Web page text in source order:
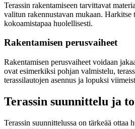
Terassin rakentamiseen tarvittavat
valitun rakennustavan mukaan. Harkitse
kokoamistapaa huolellisesti.
Rakentamisen perusvaiheet
Rakentamisen perusvaiheet voidaan
ovat esimerkiksi pohjan valmistelu,
terassilautojen asennus ja lopuksi
Terassin suunnittelu ja
Terassin suunnittelussa on tärkeää ottaa